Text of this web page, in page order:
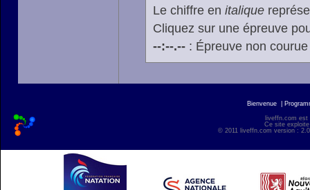
Le chiffre en italique
Cliquez sur une épreuve
--:--.--: Épreuve non
Bienvenue
liveffn.com est
Ce site
© 2011 liveffn.com version :